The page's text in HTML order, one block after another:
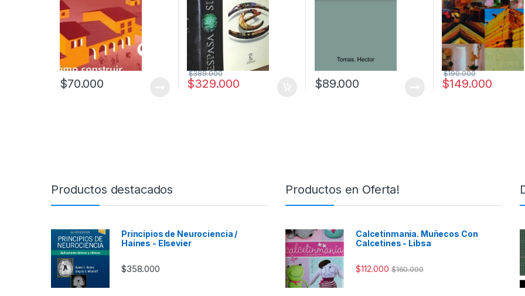
$70.000 $329.000
$389.000
$89.000 $149.000
$190.000
Productos destacados
Principios de Neurociencia /
Haines - Elsevier
$358.000
Productos en Oferta!
Calcetinmania. Muñecos Con
Calcetines - Libsa
$112.000 $160.000